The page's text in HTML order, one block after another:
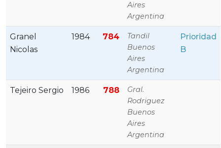
Aires
Argentina
Granel
Nicolas
1984 784
Tandil
Buenos
Aires
Argentina
Prioridad
B
Tejeiro Sergio 1986 788
Gral.
Rodriguez
Buenos
Aires
Argentina